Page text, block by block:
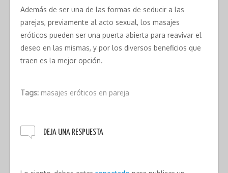
Además de ser una de las formas de seducir a las
parejas, previamente al acto sexual, los masajes
eróticos pueden ser una puerta abierta para reavivar el
deseo en las mismas, y por los diversos beneficios que
traen es la mejor opción.
Tags: masajes eróticos en pareja
DEJA UNA RESPUESTA